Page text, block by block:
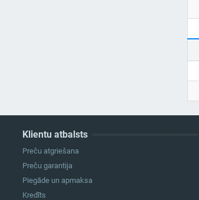
Klientu atbalsts
Preču atgriešana
Preču garantija
Piegāde un apmaksa
Kredīts